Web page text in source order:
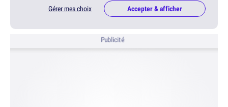
Gérer mes choix Accepter & afficher
Publicité